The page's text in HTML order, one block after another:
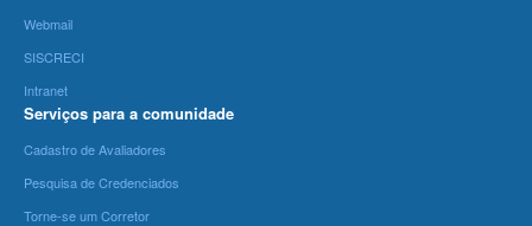
Webmail
SISCRECI
Intranet
Serviços para a comunidade
Cadastro de Avaliadores
Pesquisa de Credenciados
Torne-se um Corretor